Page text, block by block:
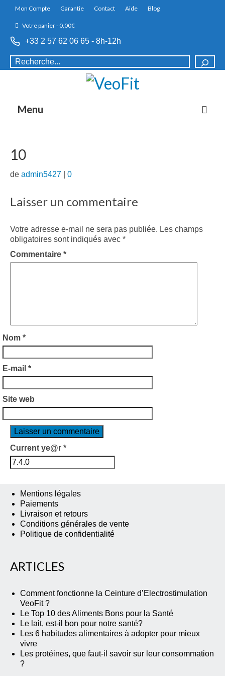
Mon Compte Garantie Contact Aide Blog
Votre panier-0,00€
+33 2 57 62 06 65 - 8h-12h
Rechercher
Menu
10
de admin5427 0
Laisser un commentaire
Votre adresse e-mail ne sera pas publiée. Les champs
obligatoires sont indiqués avec *
Commentaire *
Nom *
E-mail *
Site web
Current ye@r *
Mentions légales
Paiements
Livraison et retours
Conditions générales de vente
Politique de confidentialité
ARTICLES
Comment fonctionne la Ceinture d’Electrostimulation
VeoFit ?
Le Top 10 des Aliments Bons pour la Santé
Le lait, est-il bon pour notre santé?
Les 6 habitudes alimentaires à adopter pour mieux
vivre
Les protéines, que faut-il savoir sur leur consommation
?